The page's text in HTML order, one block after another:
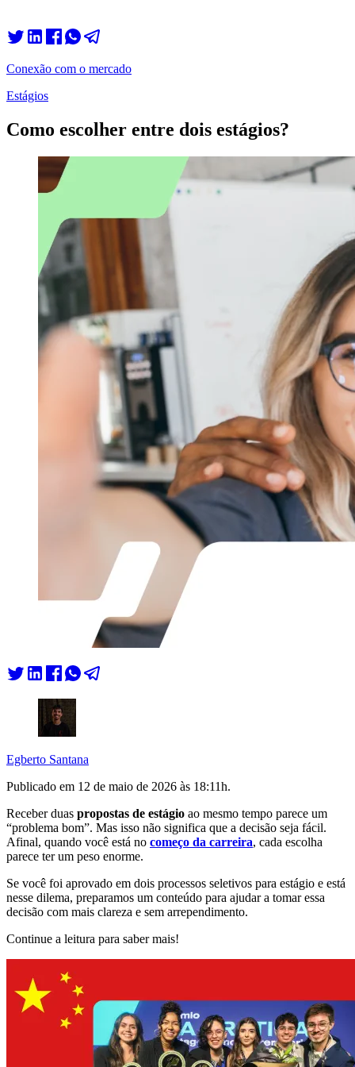
Conexão com o mercado
Estágios
Como escolher entre dois estágios?
Egberto Santana
Publicado em 12 de maio de 2026 às 18:11h.
Receber duas propostas de estágio ao mesmo tempo parece um
“problema bom”. Mas isso não significa que a decisão seja fácil.
Afinal, quando você está no começo da carreira, cada escolha
parece ter um peso enorme.
Se você foi aprovado em dois processos seletivos para estágio e está
nesse dilema, preparamos um conteúdo para ajudar a tomar essa
decisão com mais clareza e sem arrependimento.
Continue a leitura para saber mais!